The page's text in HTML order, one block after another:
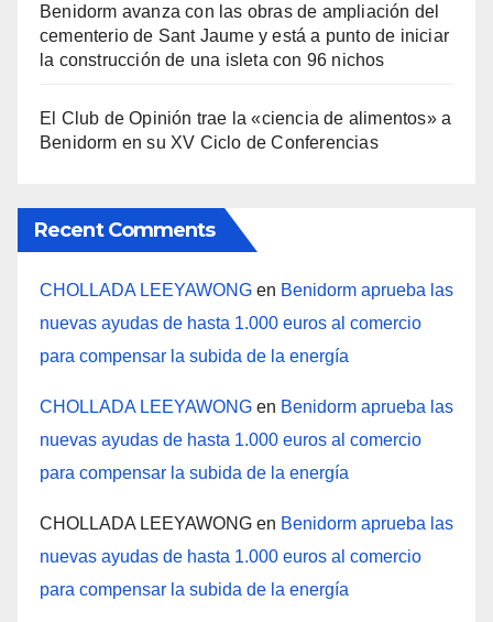
Benidorm avanza con las obras de ampliación del
cementerio de Sant Jaume y está a punto de iniciar
la construcción de una isleta con 96 nichos
El Club de Opinión trae la «ciencia de alimentos» a
Benidorm en su XV Ciclo de Conferencias
Recent Comments
CHOLLADA LEEYAWONG en Benidorm aprueba las
nuevas ayudas de hasta 1.000 euros al comercio
para compensar la subida de la energía
CHOLLADA LEEYAWONG en Benidorm aprueba las
nuevas ayudas de hasta 1.000 euros al comercio
para compensar la subida de la energía
CHOLLADA LEEYAWONG en Benidorm aprueba las
nuevas ayudas de hasta 1.000 euros al comercio
para compensar la subida de la energía